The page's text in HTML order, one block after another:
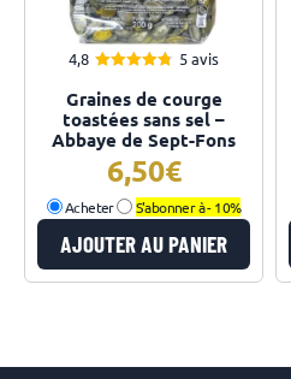
4,8
sur 5
5 avis
Graines de courge
toastées sans sel –
Abbaye de Sept-Fons
6,50
Acheter S'abonner à -10%
AJOUTER AU PANIER